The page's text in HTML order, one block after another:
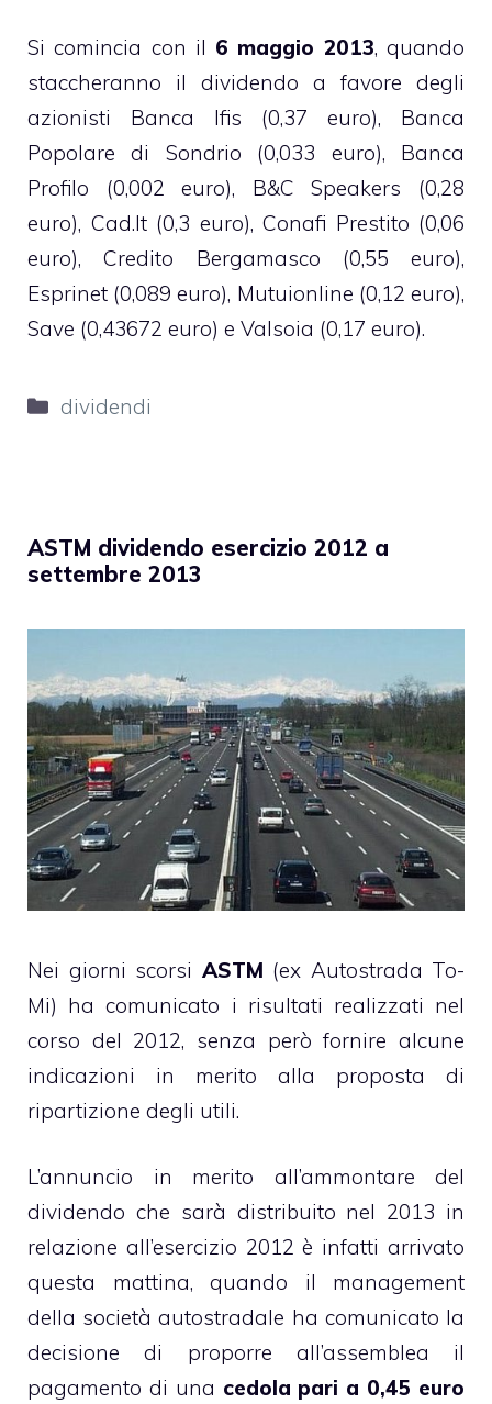
Si comincia con il 6 maggio 2013, quando
staccheranno il dividendo a favore degli
azionisti Banca Ifis (0,37 euro), Banca
Popolare di Sondrio (0,033 euro), Banca
Profilo (0,002 euro), B&C Speakers (0,28
euro), Cad.It (0,3 euro), Conafi Prestito (0,06
euro), Credito Bergamasco (0,55 euro),
Esprinet (0,089 euro), Mutuionline (0,12 euro),
Save (0,43672 euro) e Valsoia (0,17 euro).
Categorie
dividendi
ASTM dividendo esercizio 2012 a
settembre 2013
Nei giorni scorsi ASTM (ex Autostrada To-
Mi) ha comunicato i risultati realizzati nel
corso del 2012, senza però fornire alcune
indicazioni in merito alla proposta di
ripartizione degli utili.
L’annuncio in merito all’ammontare del
dividendo che sarà distribuito nel 2013 in
relazione all’esercizio 2012 è infatti arrivato
questa mattina, quando il management
della società autostradale ha comunicato la
decisione di proporre all’assemblea il
pagamento di una cedola pari a 0,45 euro